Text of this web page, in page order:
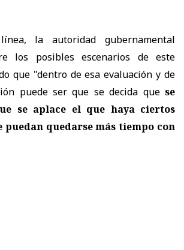
la autoridad gubernamental
los posibles escenarios de este
que "dentro de esa evaluación y de
puede ser que se decida que se
se aplace el que haya ciertos
quedarse más tiempo con